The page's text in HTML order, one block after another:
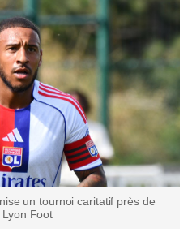
un tournoi caritatif près de
Lyon Foot